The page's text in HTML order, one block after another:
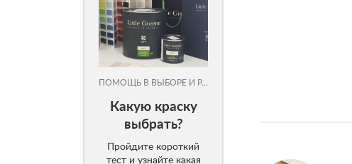
ПОМОЩЬ В ВЫБОРЕ И РАСЧЕТЕ
Какую краску
выбрать?
Пройдите короткий
тест и узнайте какая